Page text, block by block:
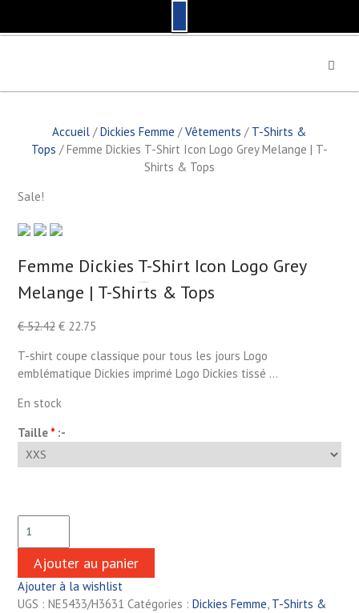
p
Accueil /Dickies Femme /Vêtements / T-Shirts &
Tops / Femme Dickies T-Shirt Icon Logo Grey Melange | T-
Shirts & Tops
Sale!
Femme Dickies T-Shirt Icon Logo Grey
Melange | T-Shirts & Tops
€52.42 €22.75
T-shirt coupe classique pour tous les jours Logo
emblématique Dickies imprimé Logo Dickies tissé …
En stock
Taille *:-
Ajouter au panier
Ajouter à la wishlist
UGS : NE5433/H3631 Catégories : Dickies Femme, T-Shirts &